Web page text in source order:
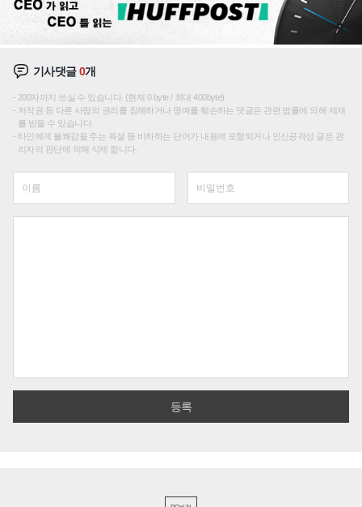
기사댓글0개
200자까지 쓰실 수 있습니다. (현재 0 byte / 최대 400byte)
저작권 등 다른 사람의 권리를 침해하거나 명예를 훼손하는 댓글은 관련 법률에 의해 제재
를 받을 수 있습니다.
타인에게 불쾌감을 주는 욕설 등 비하하는 단어가 내용에 포함되거나 인신공격성 글은 관
리자의 판단에 의해 삭제 합니다.